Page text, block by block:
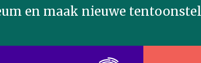
en maak nieuwe